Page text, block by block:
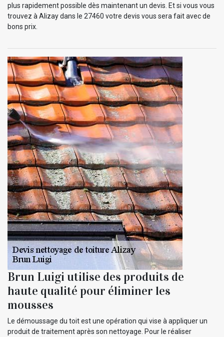
plus rapidement possible dès maintenant un devis. Et si vous vous
trouvez à Alizay dans le 27460 votre devis vous sera fait avec de
bons prix.
Brun Luigi utilise des produits de
haute qualité pour éliminer les
mousses
Le démoussage du toit est une opération qui vise à appliquer un
produit de traitement après son nettoyage. Pour le réaliser